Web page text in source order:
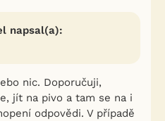
napsal(a):
nic. Doporučuji,
jít na pivo a tam se na i
odpovědi. V případě